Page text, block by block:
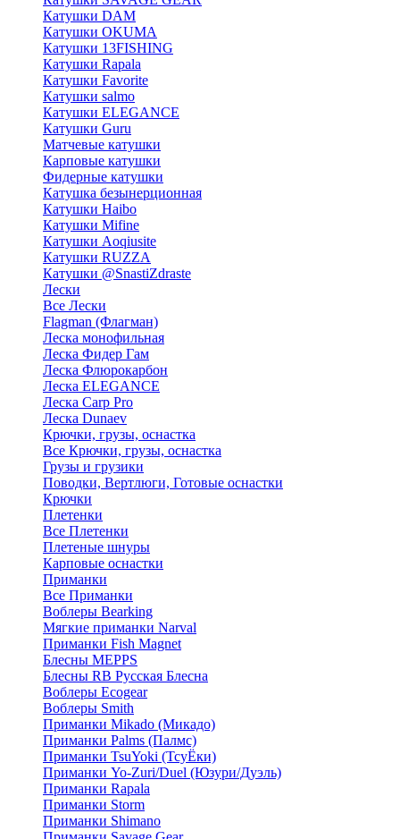
Катушки DAM
Катушки OKUMA
Катушки 13FISHING
Катушки Rapala
Катушки Favorite
Катушки salmo
Катушки ELEGANCE
Катушки Guru
Матчевые катушки
Карповые катушки
Фидерные катушки
Катушка безынерционная
Катушки Haibo
Катушки Mifine
Катушки Aoqiusite
Катушки RUZZA
Катушки @SnastiZdraste
Лески
Все Лески
Flagman (Флагман)
Леска монофильная
Леска Фидер Гам
Леска Флюрокарбон
Леска ELEGANCE
Леска Carp Pro
Леска Dunaev
Крючки, грузы, оснастка
Все Крючки, грузы, оснастка
Грузы и грузики
Поводки, Вертлюги, Готовые оснастки
Крючки
Плетенки
Все Плетенки
Плетеные шнуры
Карповые оснастки
Приманки
Все Приманки
Воблеры Bearking
Мягкие приманки Narval
Приманки Fish Magnet
Блесны MEPPS
Блесны RB Русская Блесна
Воблеры Ecogear
Воблеры Smith
Приманки Mikado (Микадо)
Приманки Palms (Палмс)
Приманки TsuYoki (ТсуЁки)
Приманки Yo-Zuri/Duel (Юзури/Дуэль)
Приманки Rapala
Приманки Storm
Приманки Shimano